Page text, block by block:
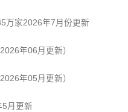
万家2026年7月份更新
年06月更新）
年05月更新）
月更新